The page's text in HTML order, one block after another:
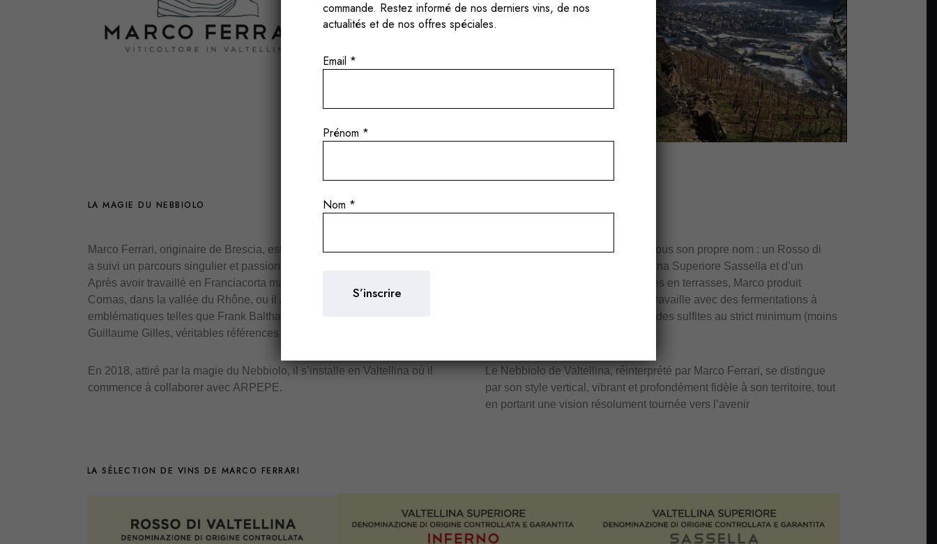
LA MAGIE DU NEBBIOLO
Marco Ferrari, originaire de Brescia, est un vigneron charismatique qui
a suivi un parcours singulier et passionnant dans le monde du vin.
Après avoir travaillé en Franciacorta marco a passé plusieurs années à
Cornas, dans la vallée du Rhône, ou il a collaboré avec des figures
emblématiques telles que Frank Balthazar, Thierry Allemand et
Guillaume Gilles, véritables références du Syrah de Cornas.
En 2018, attiré par la magie du Nebbiolo, il s’installe en Valtellina où il
commence à collaborer avec ARPEPE.
En 2021, il lance son premier vin sous son propre nom : un Rosso di
Valtellina, bientôt suivi d’un Valtellina Superiore Sassella et d’un
Inferno. Avec 2,5 hectares de vignes en terrasses, Marco produit
environ 9 000 bouteilles par an. Il travaille avec des fermentations à
levures indigènes et limite l’usage des sulfites au strict minimum (moins
Le Nebbiolo de Valtellina, réinterprété par Marco Ferrari, se distingue
par son style vertical, vibrant et profondément fidèle à son territoire, tout
en portant une vision résolument tournée vers l’avenir
LA SÉLECTION DE VINS DE MARCO FERRARI
commande. Restez informé de nos derniers vins, de nos
actualités et de nos offres spéciales.
Email *
Prénom *
Nom *